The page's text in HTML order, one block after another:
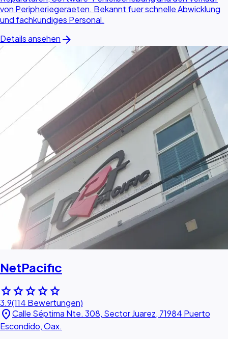
von Peripheriegeraeten. Bekannt fuer schnelle Abwicklung
und fachkundiges Personal.
Details ansehen arrow_forward
NetPacific
starstarstarstarstar
3.9(114 Bewertungen)
location_onCalle Séptima Nte. 308, Sector Juarez, 71984 Puerto
Escondido, Oax.